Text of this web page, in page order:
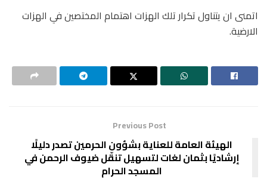
اتمنى ان يتناول تكرار تلك الهزات اهتمام المختصين في الهزات
الارضية.
Previous Post
الهيئة العامة للعناية بشؤون الحرمين تصدر دليلًا
إرشاديًا بثمان لغات لتسهيل تنقّل ضيوف الرحمن في
المسجد الحرام